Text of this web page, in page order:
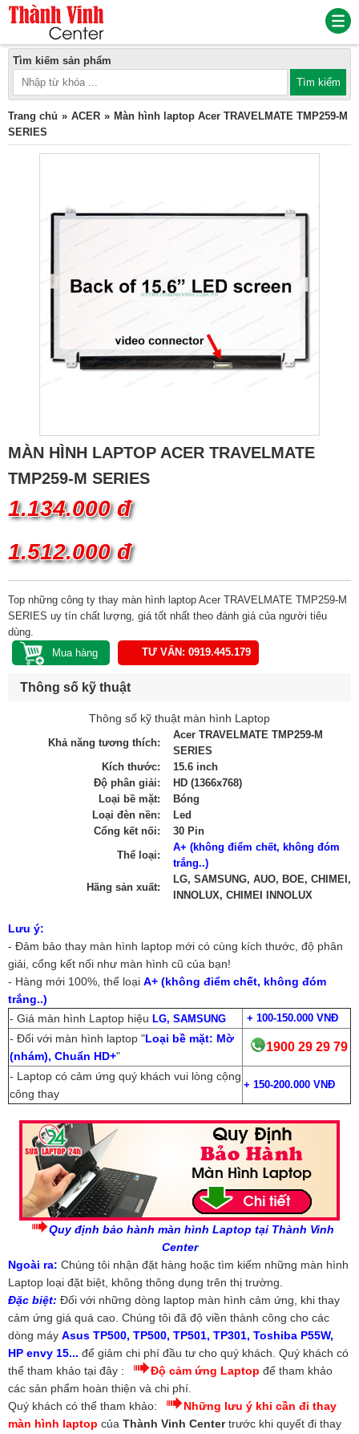
Tìm kiếm sản phẩm
Trang chủ ACER
Màn hình laptop Acer TRAVELMATE TMP259-M
SERIES
MÀN HÌNH LAPTOP ACER TRAVELMATE
TMP259-M SERIES
1.134.000 đ
1.512.000 đ
Top những công ty thay màn hình laptop Acer TRAVELMATE TMP259-M
SERIES uy tín chất lượng, giá tốt nhất theo đánh giá của người tiêu
dùng.
TƯ VẤN: 0919.445.179
Thông số kỹ thuật
Thông số kỹ thuật màn hình Laptop
Khả năng tương thích:
Acer TRAVELMATE TMP259-M
SERIES
Kích thước:
15.6 inch
Độ phân giải:
HD (1366x768)
Loại bề mặt:
Bóng
Loại đèn nền:
Led
Cổng kết nối:
30 Pin
Thể loại:
A+ (không điểm chết, không đóm
trắng..)
Hãng sản xuất:
LG, SAMSUNG, AUO, BOE, CHIMEI,
INNOLUX, CHIMEI INNOLUX
Lưu ý:
- Đảm bảo thay màn hình laptop mới có cùng kích thước, độ phân
giải, cổng kết nối như màn hình cũ của bạn!
- Hàng mới 100%, thể loại A+ (không điểm chết, không đóm
trắng..)
- Giá màn hình Laptop hiệu LG, SAMSUNG + 100-150.000 VNĐ
- Đối với màn hình laptop "Loại bề mặt: Mờ
(nhám), Chuẩn HD+"
1900 29 29 79
- Laptop có cảm ứng quý khách vui lòng cộng
công thay
+ 150-200.000 VNĐ
Quy định bảo hành màn hình Laptop tại Thành Vinh
Center
Ngoài ra: Chúng tôi nhận đặt hàng hoặc tìm kiếm những màn hình
Laptop loại đặt biệt, không thông dụng trên thị trường.
Đặc biệt: Đối với những dòng laptop màn hình cảm ứng, khi thay
cảm ứng giá quá cao. Chúng tôi đã độ viền thành công cho các
dòng máy Asus TP500, TP500, TP501, TP301, Toshiba P55W,
HP envy 15... để giảm chi phí đầu tư cho quý khách. Quý khách có
thể tham khảo tại đây :
Độ cảm ứng Laptop để tham khảo
các sản phẩm hoàn thiện và chi phí.
Quý khách có thể tham khảo:
Những lưu ý khi cần đi thay
màn hình laptop của Thành Vinh Centertrước khi quyết đi thay